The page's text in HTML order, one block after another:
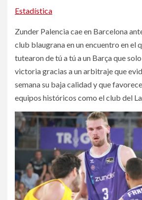
Estadística
Zunder Palencia cae en Barcelona
club blaugrana en un encuentro en el
tutearon de tú a tú a un Barça que
victoria gracias a un arbitraje que
semana su baja calidad y que
equipos históricos como el club del